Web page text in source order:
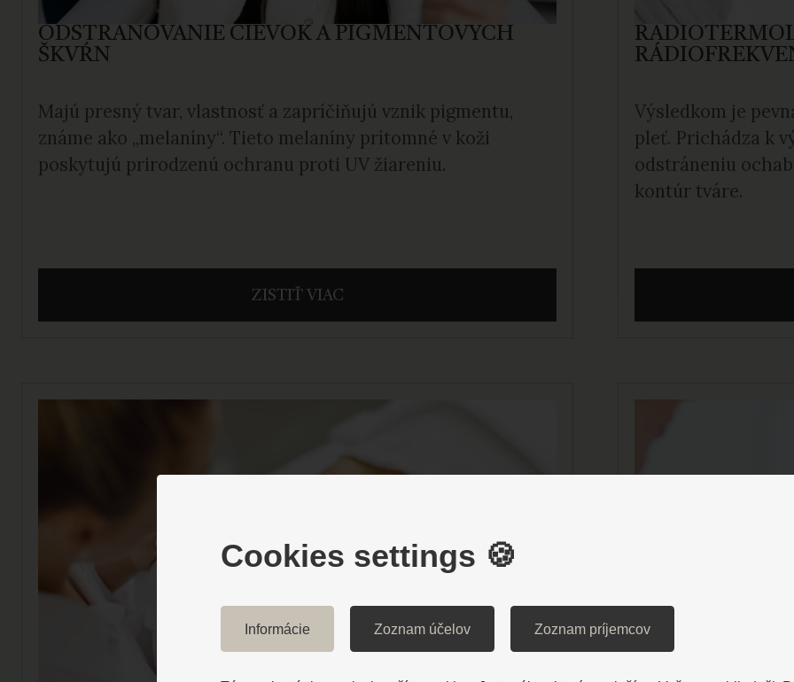
ODSTRAŇOVANIE CIEVOK A PIGMENTOVÝCH
ŠKVŔN
Majú presný tvar, vlastnosť a zapríčiňujú vznik pigmentu,
známe ako „melaníny“. Tieto melaníny prítomné v koži
poskytujú prirodzenú ochranu proti UV žiareniu.
ZISTIŤ VIAC
Výsledkom je
pleť. Prichádza k
odstráneniu
kontúr tváre.
Cookies settings 🍪
Informácie Zoznam účelov Zoznam príjemcov